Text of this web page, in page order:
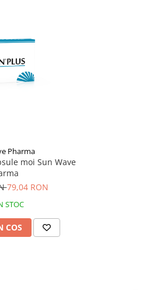
Pharma
moi Sun Wave
79,04 RON
STOC
COS